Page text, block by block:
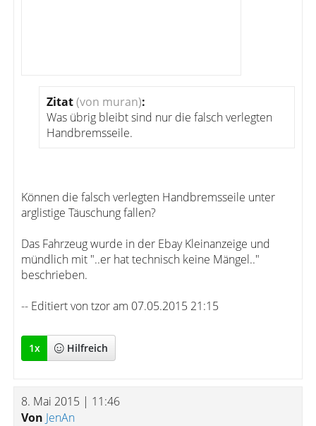
Zitat(von muran):
Was übrig bleibt sind nur die falsch verlegten
Handbremsseile.
Können die falsch verlegten Handbremsseile unter
arglistige Täuschung fallen?
Das Fahrzeug wurde in der Ebay Kleinanzeige und
mündlich mit "..er hat technisch keine Mängel.."
beschrieben.
-- Editiert von tzor am 07.05.2015 21:15
1x Hilfreich
8. Mai 2015 | 11:46
Von JenAn